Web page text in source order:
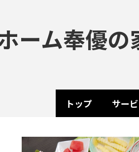
ーム奉優の
トップ サー